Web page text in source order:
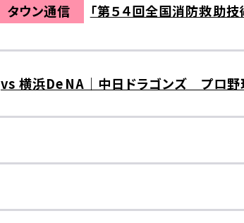
タウン通信
「第５４回全国消防救助技
vs 横浜DeNA｜中日ドラゴンズ プロ野